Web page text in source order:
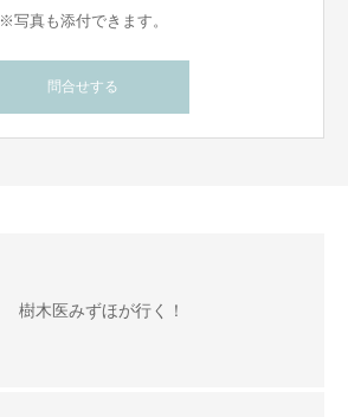
※写真も添付できます。
問合せする
樹木医みずほが行く！